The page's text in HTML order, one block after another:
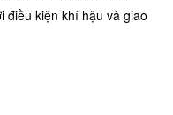
điều kiện khí hậu và giao